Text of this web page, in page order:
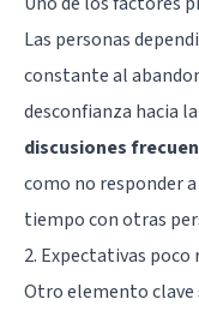
Las personas
constante al
desconfianza hacia
discusiones
como no responder
tiempo con otras
2. Expectativas poco
Otro elemento clave